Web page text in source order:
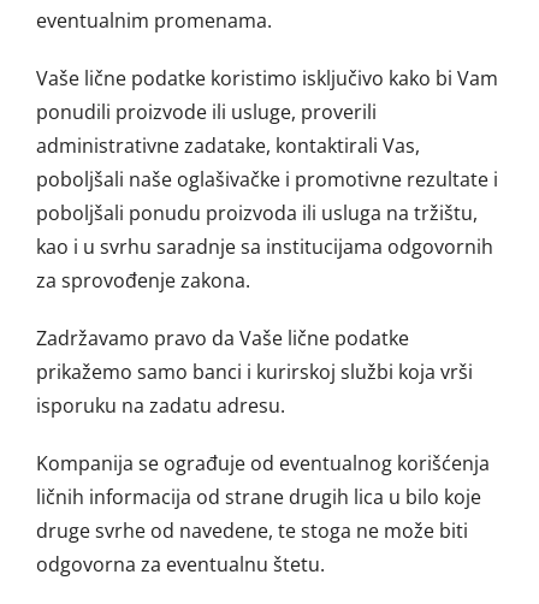
eventualnim promenama.
Vaše lične podatke koristimo isključivo kako bi Vam
ponudili proizvode ili usluge, proverili
administrativne zadatake, kontaktirali Vas,
poboljšali naše oglašivačke i promotivne rezultate i
poboljšali ponudu proizvoda ili usluga na tržištu,
kao i u svrhu saradnje sa institucijama odgovornih
za sprovođenje zakona.
Zadržavamo pravo da Vaše lične podatke
prikažemo samo banci i kurirskoj službi koja vrši
isporuku na zadatu adresu.
Kompanija se ograđuje od eventualnog korišćenja
ličnih informacija od strane drugih lica u bilo koje
druge svrhe od navedene, te stoga ne može biti
odgovorna za eventualnu štetu.